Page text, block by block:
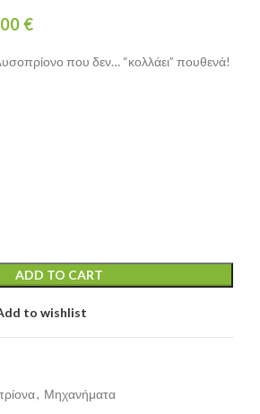
€
που δεν… “κολλάει” πουθενά!
ADD TO CART
to wishlist
, Μηχανήματα